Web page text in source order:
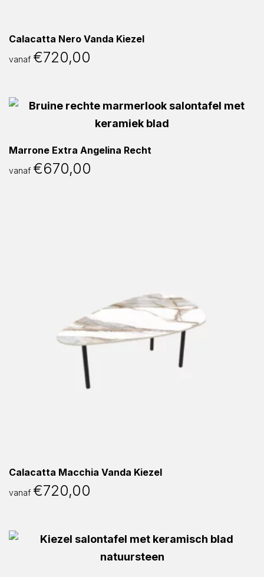
Calacatta Nero Vanda Kiezel
vanaf €720,00
Marrone Extra Angelina Recht
vanaf €670,00
Calacatta Macchia Vanda Kiezel
vanaf €720,00